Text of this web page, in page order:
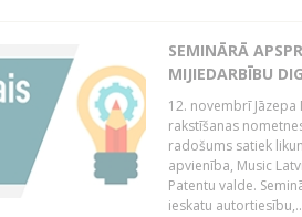
SEMINĀRĀ
MIJIEDARBĪBU
12. novembrī
rakstīšanas
radošums satiek
apvienība, Music
Patentu valde.
ieskatu